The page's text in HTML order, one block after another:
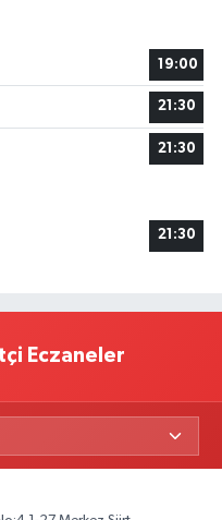
19:00
21:30
21:30
21:30
Eczaneler